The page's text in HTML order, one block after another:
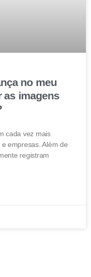
no meu
as imagens
cada vez mais
empresas. Além de
registram